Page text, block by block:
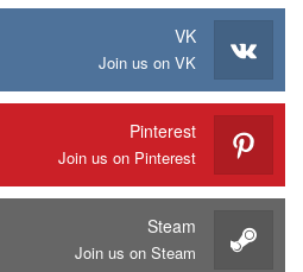
VK
Join us on VK
Pinterest
Join us on Pinterest
Steam
Join us on Steam